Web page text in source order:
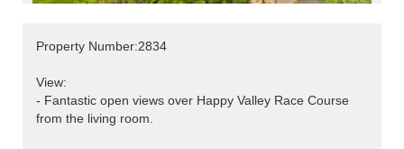
Property Number:2834
View:
- Fantastic open views over Happy Valley Race Course
from the living room.